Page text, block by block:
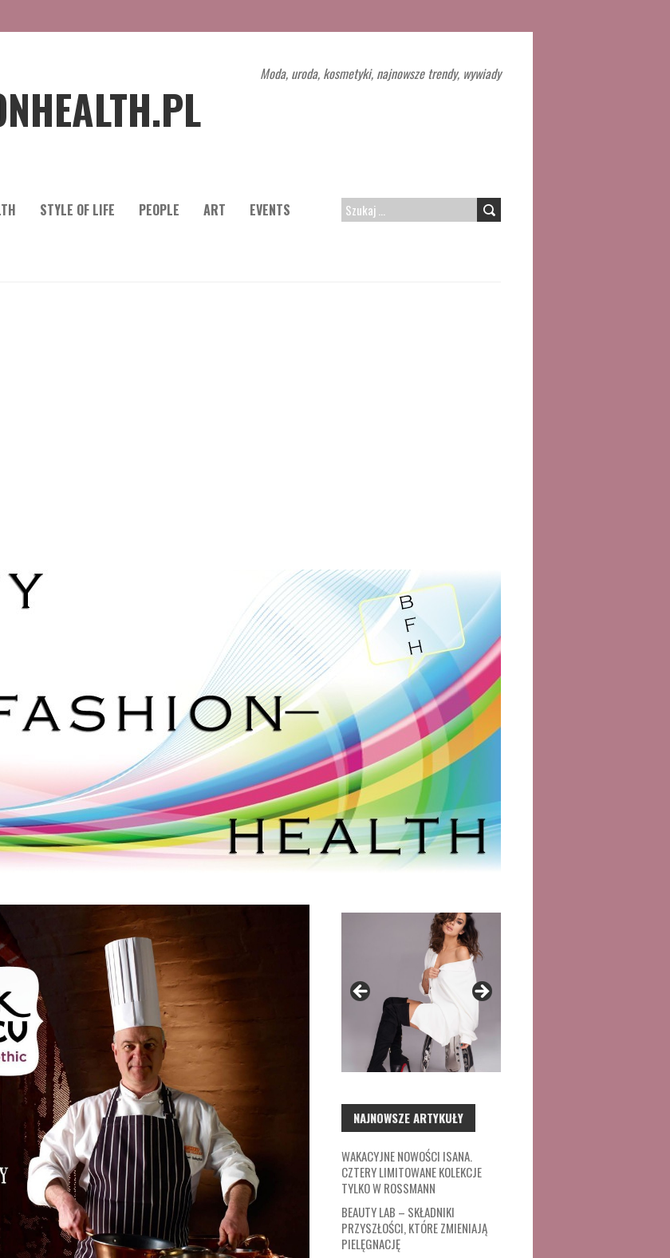
Moda, uroda, kosmetyki, najnowsze trendy, wywiady
STYLE OF LIFE PEOPLE ART EVENTS SZUKAJ:
NAJNOWSZE ARTYKUŁY
WAKACYJNE NOWOŚCI ISANA.
CZTERY LIMITOWANE KOLEKCJE
TYLKO W ROSSMANN
BEAUTY LAB – SKŁADNIKI
PRZYSZŁOŚCI, KTÓRE ZMIENIAJĄ
PIELĘGNACJĘ